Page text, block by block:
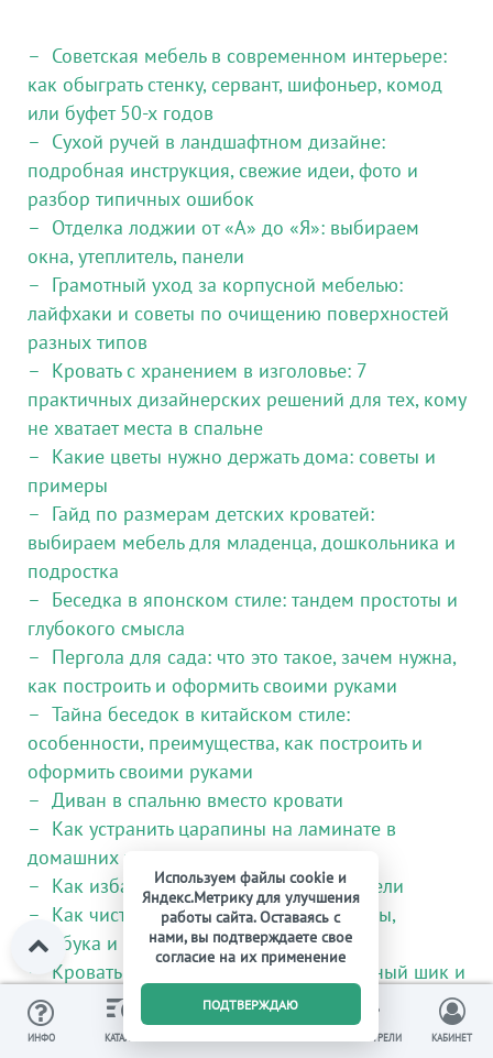
Советская мебель в современном интерьере:
как обыграть стенку, сервант, шифоньер, комод
или буфет 50-х годов
Сухой ручей в ландшафтном дизайне:
подробная инструкция, свежие идеи, фото и
разбор типичных ошибок
Отделка лоджии от «А» до «Я»: выбираем
окна, утеплитель, панели
Грамотный уход за корпусной мебелью:
лайфхаки и советы по очищению поверхностей
разных типов
Кровать с хранением в изголовье: 7
практичных дизайнерских решений для тех, кому
не хватает места в спальне
Какие цветы нужно держать дома: советы и
примеры
Гайд по размерам детских кроватей:
выбираем мебель для младенца, дошкольника и
подростка
Беседка в японском стиле: тандем простоты и
глубокого смысла
Пергола для сада: что это такое, зачем нужна,
как построить и оформить своими руками
Тайна беседок в китайском стиле:
особенности, преимущества, как построить и
оформить своими руками
Диван в спальню вместо кровати
Как устранить царапины на ламинате в
домашних условиях
Как избавиться от запаха новой мебели
Как чистить мебель и корзины из лозы,
бамбука и ротанга?
Кровать в японском стиле — аскетичный шик и
восточный колорит в спальне
Интерьер уютного очага или кухня с диваном
ИНФО КАТАЛОГ
0
ВЫ СМОТРЕЛИ КАБИНЕТ
Используем файлы cookie и
Яндекс.Метрику для улучшения
работы сайта. Оставаясь с
нами, вы подтверждаете свое
согласие на их применение
ПОДТВЕРЖДАЮ